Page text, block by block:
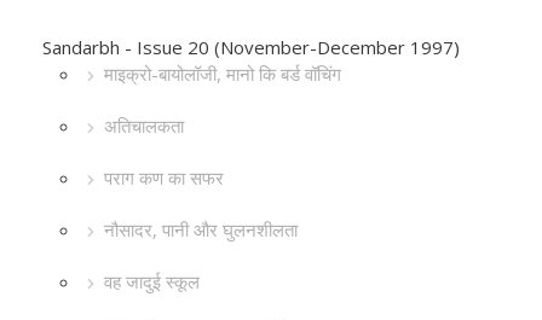
Sandarbh - Issue 20 (November-December 1997)
माइक्रो-बायोलॉजी, मानो कि बर्ड वॉचिंग
अतिचालकता
पराग कण का सफर
नौसादर, पानी और घुलनशीलता
वह जादुई स्कूल